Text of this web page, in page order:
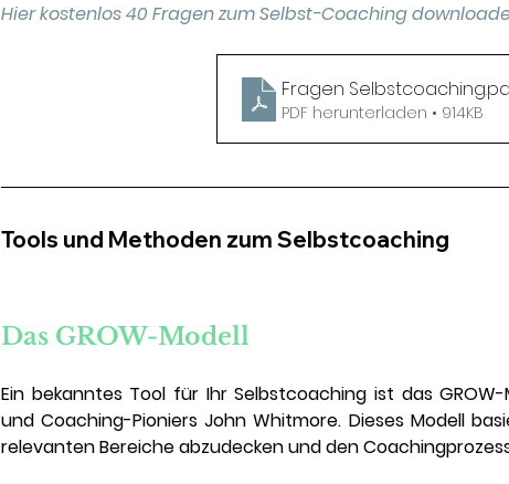
Hier kostenlos 40 Fragen zum Selbst-Coaching
Fragen Selbstcoaching
PDF herunterladen • 914KB
Tools und Methoden zum Selbstcoaching
Das GROW-Modell
Ein bekanntes Tool für Ihr Selbstcoaching ist das
und Coaching-Pioniers John Whitmore. Dieses Modell
relevanten Bereiche abzudecken und den